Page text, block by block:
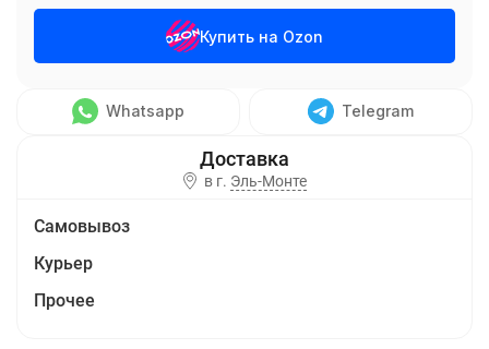
Купить на Ozon
Whatsapp Telegram
в г. Эль-Монте
Самовывоз
Курьер
Прочее